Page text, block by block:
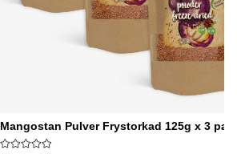
Mangostan Pulver Frystorkad 125g x 3